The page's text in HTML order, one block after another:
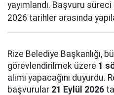
yayımlandı. Başvuru
2026 tarihler arasında
Rize Belediye Başkanlığı,
görevlendirilmek üzere 1
alımı yapacağını duyurdu.
başvurular 21 Eylül 2026